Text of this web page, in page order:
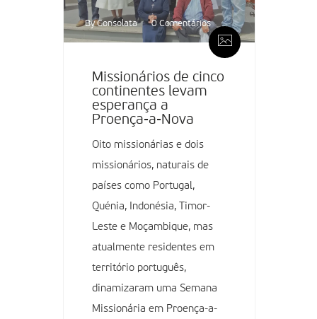
By Consolata 0 Comentários
Missionários de cinco
continentes levam
esperança a
Proença-a-Nova
Oito missionárias e dois
missionários, naturais de
países como Portugal,
Quénia, Indonésia, Timor-
Leste e Moçambique, mas
atualmente residentes em
território português,
dinamizaram uma Semana
Missionária em Proença-a-